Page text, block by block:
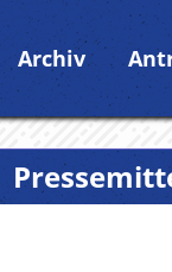
Archiv